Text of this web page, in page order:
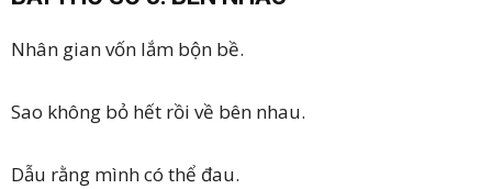
Nhân gian vốn lắm bộn bề.
Sao không bỏ hết rồi về bên nhau.
Dẫu rằng mình có thể đau.